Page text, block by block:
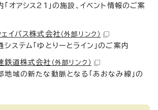
オアシス21」の施設、イベント情報のご案
イバス株式会社 （外部リンク）
ステム「ゆとりーとライン」のご案内
鉄道株式会社 （外部リンク）
地域の新たな動脈となる「あおなみ線」の